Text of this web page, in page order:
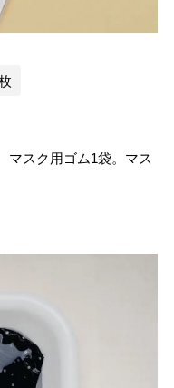
マスク用ゴム1袋。マス